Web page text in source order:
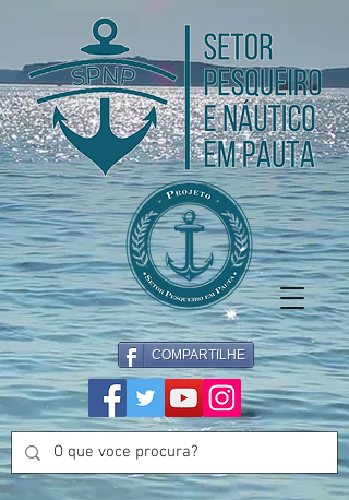
COMPARTILHE